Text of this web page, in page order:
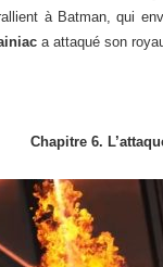
à Batman, qui
a attaqué son
Chapitre 6.